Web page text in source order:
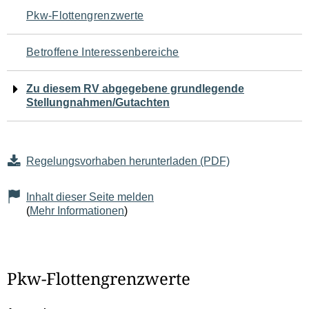
Navigation
für
den
Seiteninhalt
Pkw-Flottengrenzwerte
Betroffene Interessenbereiche
Zu diesem RV abgegebene grundlegende
Stellungnahmen/Gutachten
Regelungsvorhaben herunterladen (PDF)
Inhalt dieser Seite melden
(Mehr Informationen)
Pkw-Flottengrenzwerte